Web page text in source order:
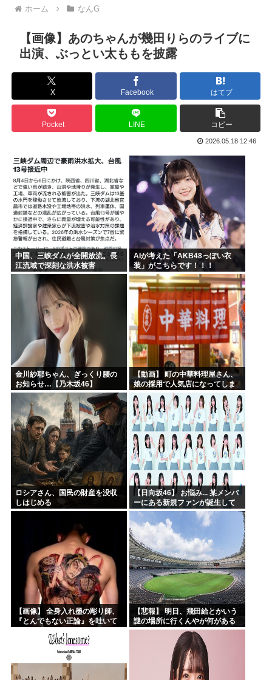
【衝撃】 韓国人「箱根駅伝、走りながら乾杯してた」
ケンモメンの生きがいはなに？安倍晋三以外で
夏場のロリコンおま●こが蒸れ蒸れしててエッチなぷりきゅあ...
ワールドトリガー、対A級戦闘試験開始から約1年経過
名探偵プリキュア！ 反省会
韓国人「日本の某全国チェーン店の商品写真が話題になってい...
バイデン前米大統領（83）死にそう 再選しなくてよかった...
「原爆はうそ」「放射線の被害はなかった」 信じる若者た...
プリキュア見てる奴らきもすぎんか？さすがに
韓国人「手術中に震度6強の地震、その時の日本の医療スタッ...
NARUTOを一巻から最後まで読んでみたけど、これ駄作じ...
ラジコンのキングタイガーでスズメバチの巣に突撃「ハチから...
ホーム なんG
【画像】あのちゃんが幾田りらのライブに
出演、ぶっとい太ももを披露
X Facebook はてブ
Pocket LINE コピー
2026.05.18 12:46
中国、三峡ダムが全開放流。長
江流域で深刻な洪水被害
AIが考えた「AKB48っぽい衣
装」がこちらです！！！
金川紗耶ちゃん、ぎっくり腰の
お知らせ…【乃木坂46】
【動画】 町の中華料理屋さん、
娘の採用で人気店になってしま
う
ロシアさん、国民の財産を没収
しはじめる
【日向坂46】 お悩み... 某メンバ
ーにある新規ファンが誕生して
いた
【画像】 全身入れ墨の彫り師、
『とんでもない正論』を吐いて
【悲報】 明日、飛田給とかいう
謎の場所に行くんやが何がある
んや????・・・・・・・・・